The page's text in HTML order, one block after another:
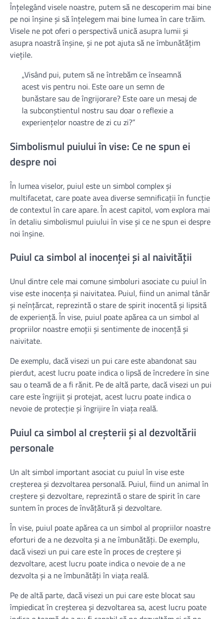
Înțelegând visele noastre, putem să ne descoperim mai bine
pe noi înșine și să înțelegem mai bine lumea în care trăim.
Visele ne pot oferi o perspectivă unică asupra lumii și
asupra noastră înșine, și ne pot ajuta să ne îmbunătățim
viețile.
„Visând pui, putem să ne întrebăm ce înseamnă
acest vis pentru noi. Este oare un semn de
bunăstare sau de îngrijorare? Este oare un mesaj de
la subconștientul nostru sau doar o reflexie a
experiențelor noastre de zi cu zi?”
Simbolismul puiului în vise: Ce ne spun ei
despre noi
În lumea viselor, puiul este un simbol complex și
multifacetat, care poate avea diverse semnificații în funcție
de contextul în care apare. În acest capitol, vom explora mai
în detaliu simbolismul puiului în vise și ce ne spun ei despre
noi înșine.
Puiul ca simbol al inocenței și al naivității
Unul dintre cele mai comune simboluri asociate cu puiul în
vise este inocența și naivitatea. Puiul, fiind un animal tânăr
și neînțărcat, reprezintă o stare de spirit inocentă și lipsită
de experiență. În vise, puiul poate apărea ca un simbol al
propriilor noastre emoții și sentimente de inocență și
naivitate.
De exemplu, dacă visezi un pui care este abandonat sau
pierdut, acest lucru poate indica o lipsă de încredere în sine
sau o teamă de a fi rănit. Pe de altă parte, dacă visezi un pui
care este îngrijit și protejat, acest lucru poate indica o
nevoie de protecție și îngrijire în viața reală.
Puiul ca simbol al creșterii și al dezvoltării
personale
Un alt simbol important asociat cu puiul în vise este
creșterea și dezvoltarea personală. Puiul, fiind un animal în
creștere și dezvoltare, reprezintă o stare de spirit în care
suntem în proces de învățătură și dezvoltare.
În vise, puiul poate apărea ca un simbol al propriilor noastre
eforturi de a ne dezvolta și a ne îmbunătăți. De exemplu,
dacă visezi un pui care este în proces de creștere și
dezvoltare, acest lucru poate indica o nevoie de a ne
dezvolta și a ne îmbunătăți în viața reală.
Pe de altă parte, dacă visezi un pui care este blocat sau
împiedicat în creșterea și dezvoltarea sa, acest lucru poate